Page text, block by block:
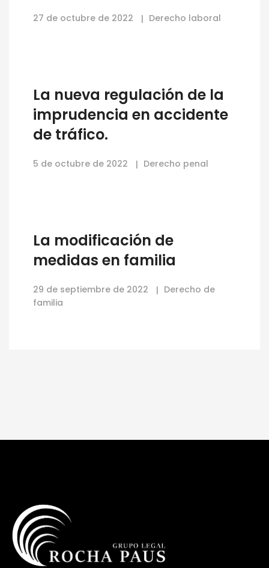
27 de octubre de 2022 Derecho laboral
La nueva regulación de la
imprudencia en accidente
de tráfico.
5 de octubre de 2022 Derecho penal
La modificación de
medidas en familia
29 de septiembre de 2022
Derecho de
familia